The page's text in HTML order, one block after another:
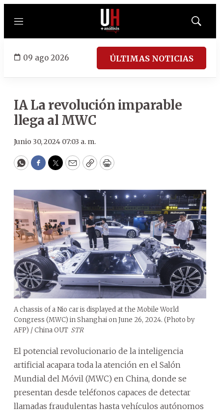
Menú
Mostrar
09 ago 2026 ÚLTIMAS NOTICIAS
IA La revolución imparable
llega al MWC
Junio 30, 2024 07:03 a. m.
WhatsApp
Facebook
Twitter
EmailCopyPrint
A chassis of a Nio car is displayed at the Mobile World
Congress (MWC) in Shanghai on June 26, 2024. (Photo by
AFP) / China OUT STR
El potencial revolucionario de la inteligencia
artificial acapara toda la atención en el Salón
Mundial del Móvil (MWC) en China, donde se
presentan desde teléfonos capaces de detectar
llamadas fraudulentas hasta vehículos autónomos